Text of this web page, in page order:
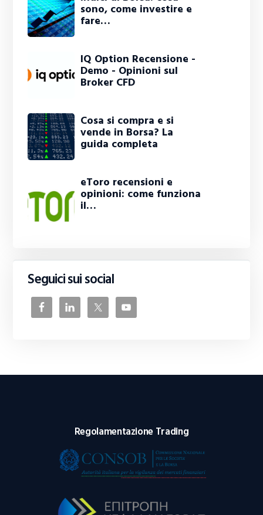
sono, come investire e
fare…
IQ Option Recensione -
Demo - Opinioni sul
Broker CFD
Cosa si compra e si
vende in Borsa? La
guida completa
eToro recensioni e
opinioni: come funziona
il…
Seguici sui social
Regolamentazione Trading